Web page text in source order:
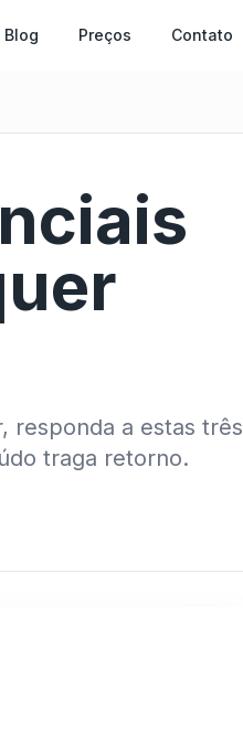
Blog Preços Contato
responda a estas três
traga retorno.